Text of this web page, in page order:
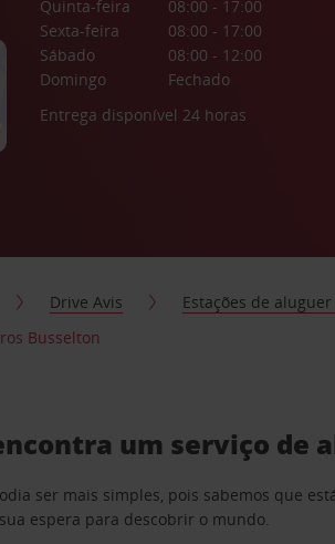
Quinta-feira
08:00 - 17:00
Sexta-feira
08:00 - 17:00
Sábado
08:00 - 12:00
Domingo
Fechado
Entrega disponível 24 horas
Drive Avis Estações de
Busselton
um serviço de
ser mais simples, pois sabemos que
espera para descobrir o mundo.